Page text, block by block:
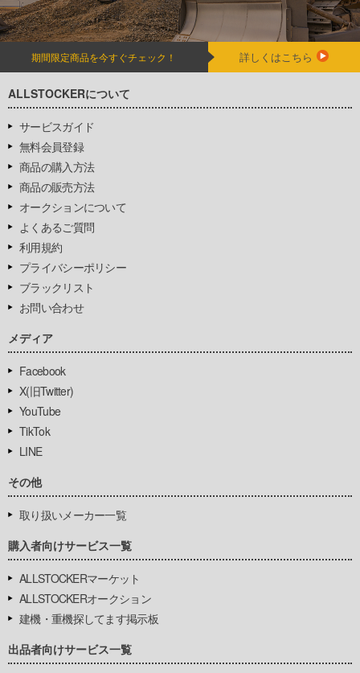
期間限定商品を今すぐチェック！ 詳しくはこちら
ALLSTOCKERについて
サービスガイド
無料会員登録
商品の購入方法
商品の販売方法
オークションについて
よくあるご質問
利用規約
プライバシーポリシー
ブラックリスト
お問い合わせ
メディア
Facebook
X(旧Twitter)
YouTube
TikTok
LINE
その他
取り扱いメーカー一覧
購入者向けサービス一覧
ALLSTOCKERマーケット
ALLSTOCKERオークション
建機・重機探してます掲示板
出品者向けサービス一覧